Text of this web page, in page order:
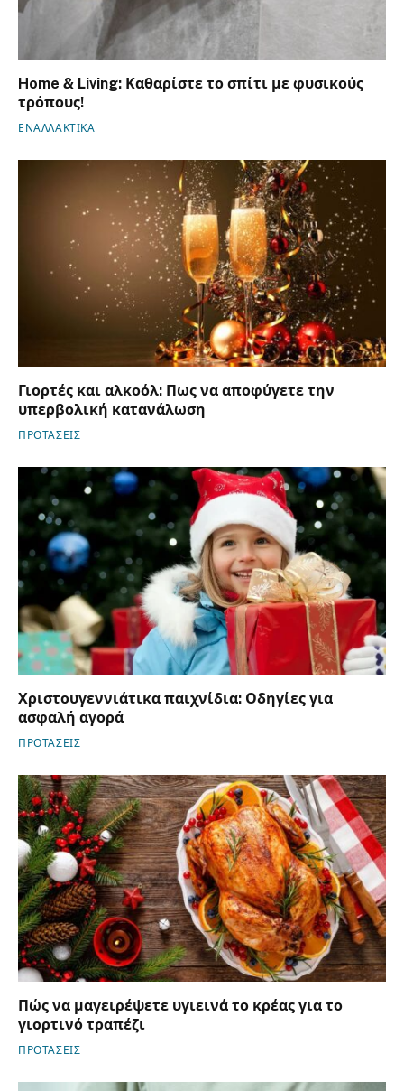
Home & Living: Καθαρίστε το σπίτι με φυσικούς
τρόπους!
ΕΝΑΛΛΑΚΤΙΚΑ
Γιορτές και αλκοόλ: Πως να αποφύγετε την
υπερβολική κατανάλωση
ΠΡΟΤΑΣΕΙΣ
Χριστουγεννιάτικα παιχνίδια: Οδηγίες για
ασφαλή αγορά
ΠΡΟΤΑΣΕΙΣ
Πώς να μαγειρέψετε υγιεινά το κρέας για το
γιορτινό τραπέζι
ΠΡΟΤΑΣΕΙΣ